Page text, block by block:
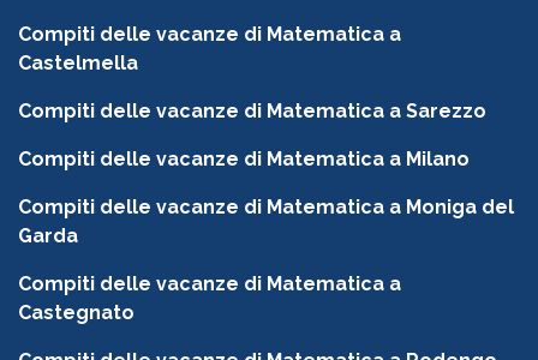
Compiti delle vacanze di Matematica a
Castelmella
Compiti delle vacanze di Matematica a Sarezzo
Compiti delle vacanze di Matematica a Milano
Compiti delle vacanze di Matematica a Moniga del
Garda
Compiti delle vacanze di Matematica a
Castegnato